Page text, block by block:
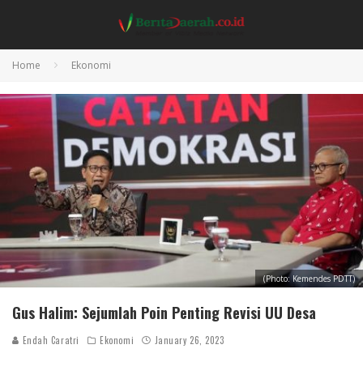
Home Ekonomi
(Photo: Kemendes PDTT)
Gus Halim: Sejumlah Poin Penting Revisi UU Desa
Endah Caratri Ekonomi January 26, 2023